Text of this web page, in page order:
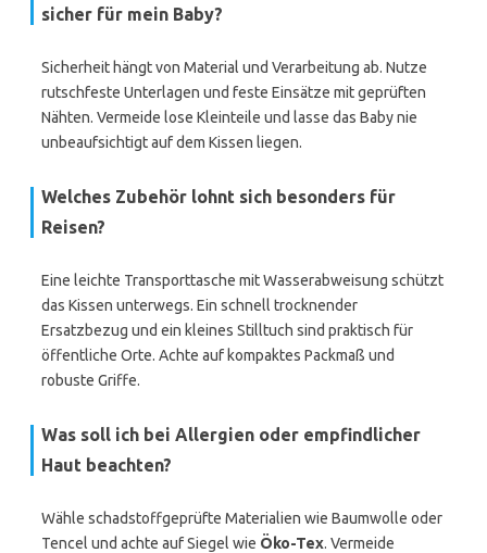
sicher für mein Baby?
Sicherheit hängt von Material und Verarbeitung ab. Nutze
rutschfeste Unterlagen und feste Einsätze mit geprüften
Nähten. Vermeide lose Kleinteile und lasse das Baby nie
unbeaufsichtigt auf dem Kissen liegen.
Welches Zubehör lohnt sich besonders für
Reisen?
Eine leichte Transporttasche mit Wasserabweisung schützt
das Kissen unterwegs. Ein schnell trocknender
Ersatzbezug und ein kleines Stilltuch sind praktisch für
öffentliche Orte. Achte auf kompaktes Packmaß und
robuste Griffe.
Was soll ich bei Allergien oder empfindlicher
Haut beachten?
Wähle schadstoffgeprüfte Materialien wie Baumwolle oder
Tencel und achte auf Siegel wie Öko-Tex. Vermeide